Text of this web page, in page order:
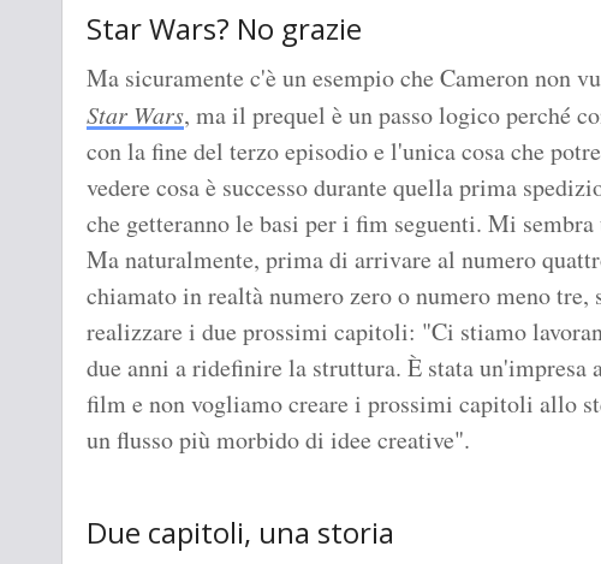
Star Wars? No grazie
Ma sicuramente c'è un esempio che Cameron non
Star Wars, ma il prequel è un passo logico perché
con la fine del terzo episodio e l'unica cosa che
vedere cosa è successo durante quella prima
che getteranno le basi per i fim seguenti. Mi
Ma naturalmente, prima di arrivare al numero
chiamato in realtà numero zero o numero meno tre,
realizzare i due prossimi capitoli: "Ci stiamo
due anni a ridefinire la struttura. È stata un'impresa
film e non vogliamo creare i prossimi capitoli allo
un flusso più morbido di idee creative".
Due capitoli, una storia